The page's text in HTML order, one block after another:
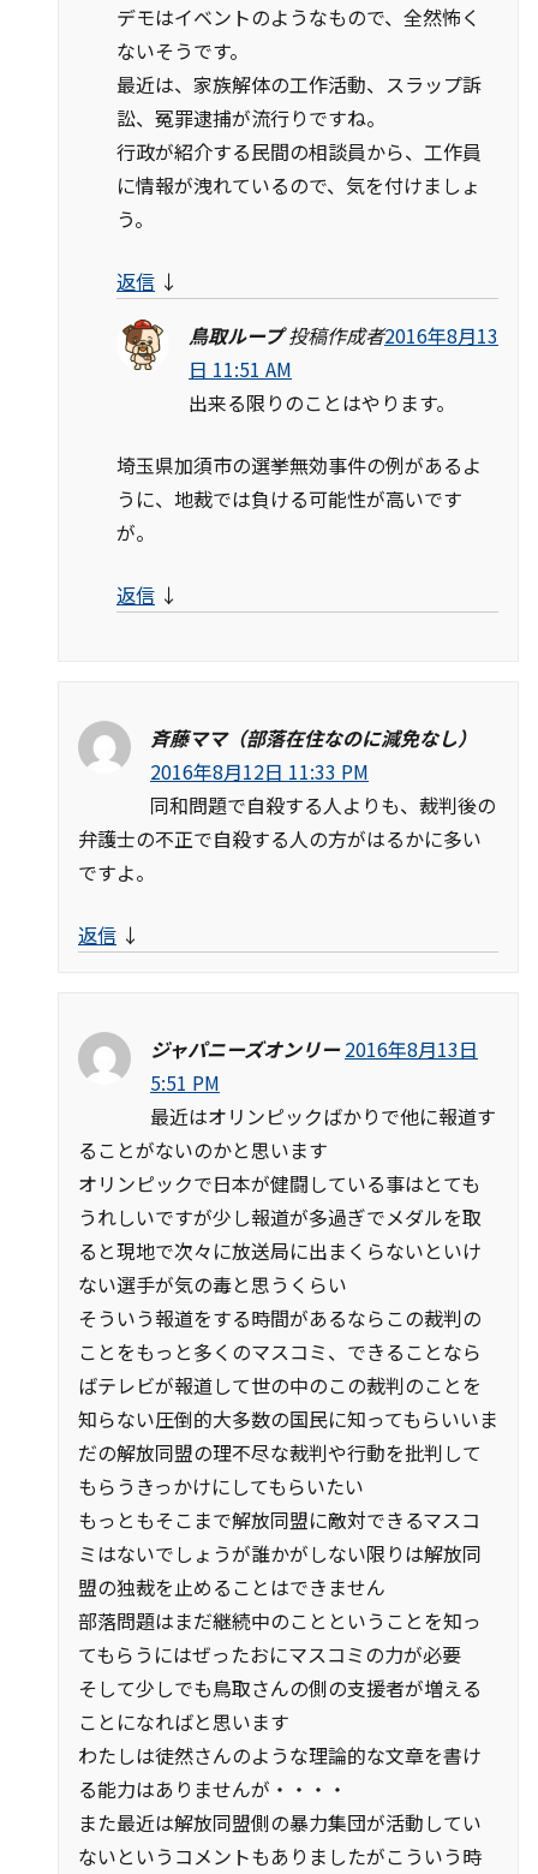
デモはイベントのようなもので、全然怖く
ないそうです。
最近は、家族解体の工作活動、スラップ訴
訟、冤罪逮捕が流行りですね。
行政が紹介する民間の相談員から、工作員
に情報が洩れているので、気を付けましょ
う。
返信 ↓
鳥取ループ 投稿作成者2016年8月13
日 11:51 AM
出来る限りのことはやります。
埼玉県加須市の選挙無効事件の例があるよ
うに、地裁では負ける可能性が高いです
が。
返信 ↓
斉藤ママ（部落在住なのに減免なし）
2016年8月12日 11:33 PM
同和問題で自殺する人よりも、裁判後の
弁護士の不正で自殺する人の方がはるかに多い
ですよ。
返信 ↓
ジャパニーズオンリー 2016年8月13日
5:51 PM
最近はオリンピックばかりで他に報道す
ることがないのかと思います
オリンピックで日本が健闘している事はとても
うれしいですが少し報道が多過ぎでメダルを取
ると現地で次々に放送局に出まくらないといけ
ない選手が気の毒と思うくらい
そういう報道をする時間があるならこの裁判の
ことをもっと多くのマスコミ、できることなら
ばテレビが報道して世の中のこの裁判のことを
知らない圧倒的大多数の国民に知ってもらいいま
だの解放同盟の理不尽な裁判や行動を批判して
もらうきっかけにしてもらいたい
もっともそこまで解放同盟に敵対できるマスコ
ミはないでしょうが誰かがしない限りは解放同
盟の独裁を止めることはできません
部落問題はまだ継続中のことということを知っ
てもらうにはぜったおにマスコミの力が必要
そして少しでも鳥取さんの側の支援者が増える
ことになればと思います
わたしは徒然さんのような理論的な文章を書け
る能力はありませんが・・・・
また最近は解放同盟側の暴力集団が活動してい
ないというコメントもありましたがこういう時